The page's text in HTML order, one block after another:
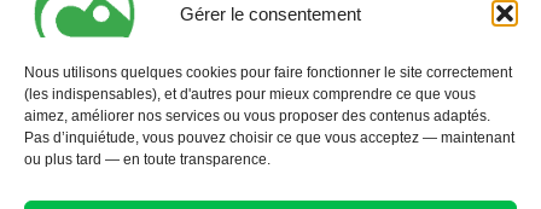
Gérer le consentement
Nous utilisons quelques cookies pour faire fonctionner le site correctement
(les indispensables), et d'autres pour mieux comprendre ce que vous
aimez, améliorer nos services ou vous proposer des contenus adaptés.
Pas d’inquiétude, vous pouvez choisir ce que vous acceptez — maintenant
ou plus tard — en toute transparence.
Nyon - La Côte
Protection des données
Conditions générales